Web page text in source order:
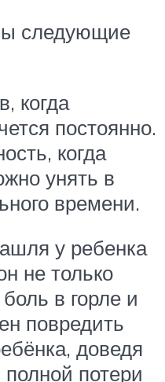
следующие
когда
постоянно.
когда
унять в
времени.
у ребенка
не только
в горле и
повредить
доведя
потери